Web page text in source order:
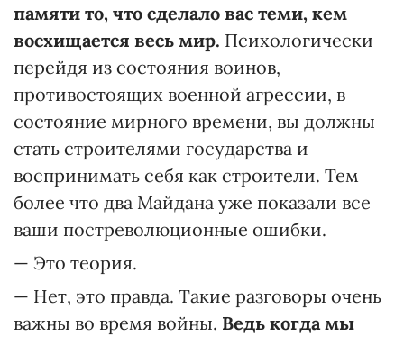
памяти то, что сделало вас теми, кем
восхищается весь мир. Психологически
перейдя из состояния воинов,
противостоящих военной агрессии, в
состояние мирного времени, вы должны
стать строителями государства и
воспринимать себя как строители. Тем
более что два Майдана уже показали все
ваши постреволюционные ошибки.
— Это теория.
— Нет, это правда. Такие разговоры очень
важны во время войны. Ведь когда мы